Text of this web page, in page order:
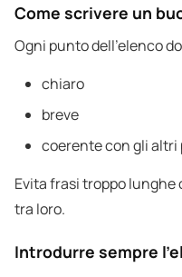
Come scrivere un
Ogni punto dell’elenco
chiaro
breve
coerente con gli altri
Evita frasi troppo
tra loro.
Introdurre sempre